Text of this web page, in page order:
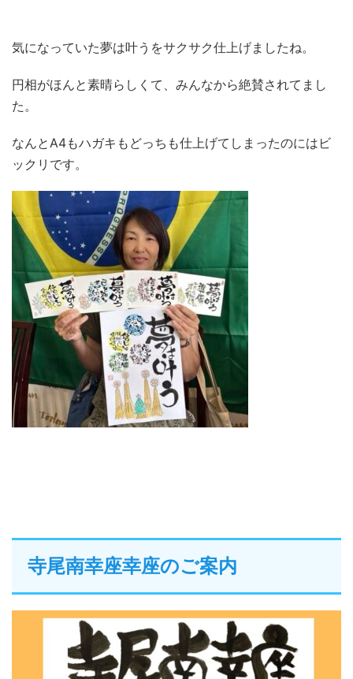
気になっていた夢は叶うをサクサク仕上げましたね。
円相がほんと素晴らしくて、みんなから絶賛されてまし
た。
なんとA4もハガキもどっちも仕上げてしまったのにはビ
ックリです。
寺尾南幸座幸座のご案内